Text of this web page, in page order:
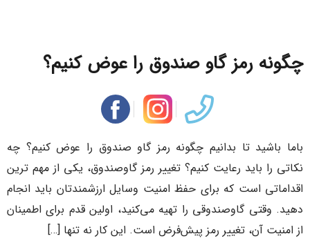
چگونه رمز گاو صندوق را عوض کنیم؟
باما باشید تا بدانیم چگونه رمز گاو صندوق را عوض کنیم؟ چه
نکاتی را باید رعایت کنیم؟ تغییر رمز گاوصندوق، یکی از مهم‌ ترین
اقداماتی است که برای حفظ امنیت وسایل ارزشمندتان باید انجام
دهید. وقتی گاوصندوقی را تهیه می‌کنید، اولین قدم برای اطمینان
از امنیت آن، تغییر رمز پیش‌فرض است. این کار نه‌ تنها […]